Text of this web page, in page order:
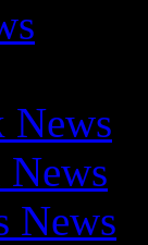
News
News